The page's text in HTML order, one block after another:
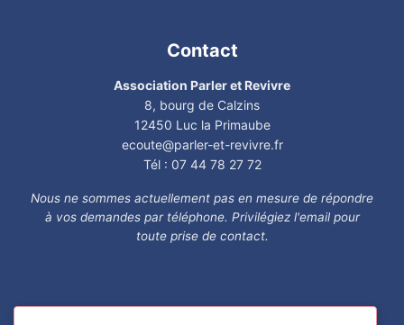
Contact
Association Parler et Revivre
8, bourg de Calzins
12450 Luc la Primaube
ecoute@parler-et-revivre.fr
Tél : 07 44 78 27 72
Nous ne sommes actuellement pas en mesure de répondre
à vos demandes par téléphone. Privilégiez l'email pour
toute prise de contact.
Liens utiles